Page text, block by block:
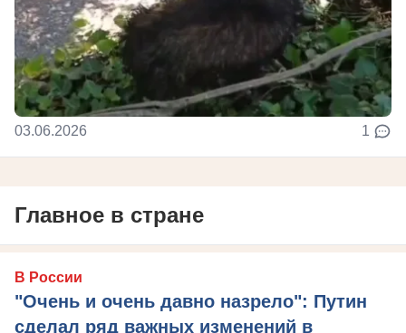
03.06.2026 1
Главное в стране
В России
"Очень и очень давно назрело": Путин
сделал ряд важных изменений в